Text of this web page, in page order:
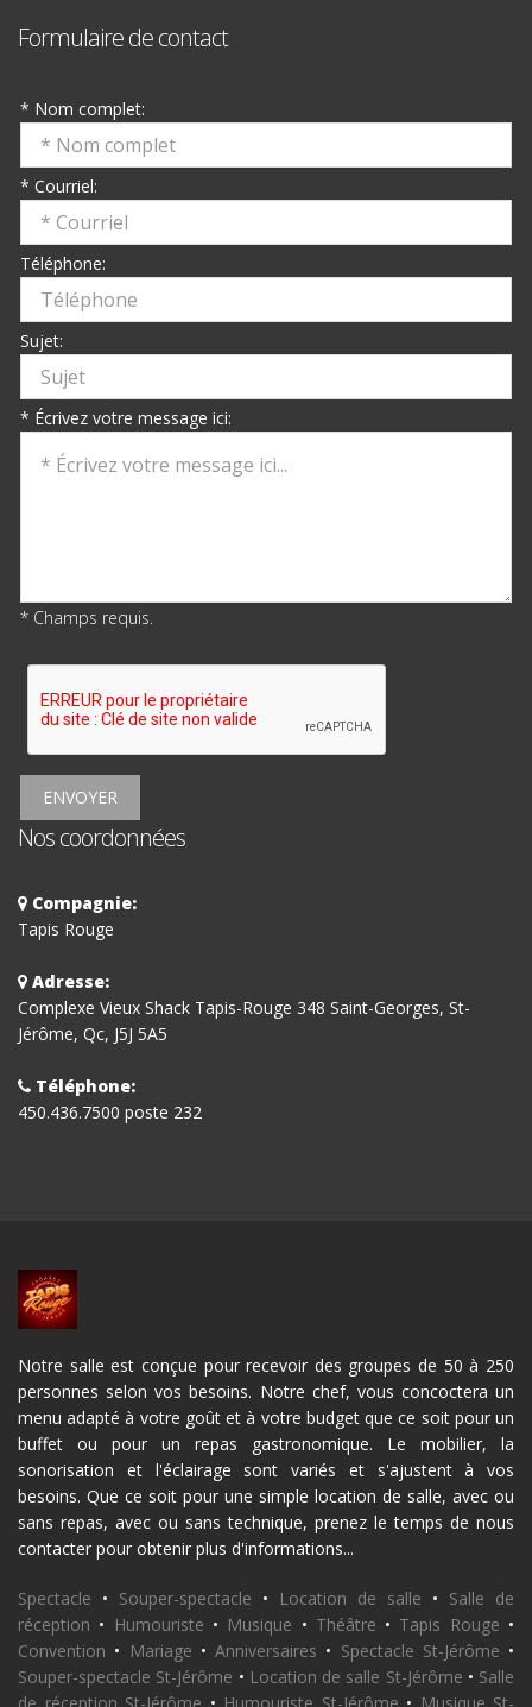
Formulaire de contact
* Nom complet:
* Courriel:
Téléphone:
Sujet:
* Écrivez votre message ici:
* Champs requis.
ENVOYER
Nos coordonnées
Compagnie:
Tapis Rouge
Adresse:
Complexe Vieux Shack Tapis-Rouge 348 Saint-Georges, St-
Jérôme, Qc, J5J 5A5
Téléphone:
450.436.7500 poste 232
Notre salle est conçue pour recevoir des groupes de 50 à 250
personnes selon vos besoins. Notre chef, vous concoctera un
menu adapté à votre goût et à votre budget que ce soit pour un
buffet ou pour un repas gastronomique. Le mobilier, la
sonorisation et l'éclairage sont variés et s'ajustent à vos
besoins. Que ce soit pour une simple location de salle, avec ou
sans repas, avec ou sans technique, prenez le temps de nous
contacter pour obtenir plus d'informations...
Spectacle • Souper-spectacle • Location de salle • Salle de
réception • Humouriste • Musique • Théâtre • Tapis Rouge •
Convention • Mariage • Anniversaires • Spectacle St-Jérôme •
Souper-spectacle St-Jérôme • Location de salle St-Jérôme • Salle
de réception St-Jérôme • Humouriste St-Jérôme • Musique St-